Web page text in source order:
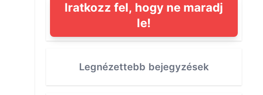
Iratkozz fel, hogy ne maradj
le!
Legnézettebb bejegyzések